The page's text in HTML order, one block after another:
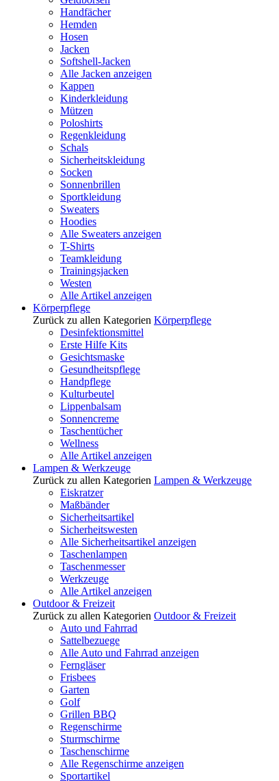
Handfächer
Hemden
Hosen
Jacken
Softshell-Jacken
Alle Jacken anzeigen
Kappen
Kinderkleidung
Mützen
Poloshirts
Regenkleidung
Schals
Sicherheitskleidung
Socken
Sonnenbrillen
Sportkleidung
Sweaters
Hoodies
Alle Sweaters anzeigen
T-Shirts
Teamkleidung
Trainingsjacken
Westen
Alle Artikel anzeigen
Körperpflege
Zurück zu allen Kategorien Körperpflege
Desinfektionsmittel
Erste Hilfe Kits
Gesichtsmaske
Gesundheitspflege
Handpflege
Kulturbeutel
Lippenbalsam
Sonnencreme
Taschentücher
Wellness
Alle Artikel anzeigen
Lampen & Werkzeuge
Zurück zu allen Kategorien Lampen & Werkzeuge
Eiskratzer
Maßbänder
Sicherheitsartikel
Sicherheitswesten
Alle Sicherheitsartikel anzeigen
Taschenlampen
Taschenmesser
Werkzeuge
Alle Artikel anzeigen
Outdoor & Freizeit
Zurück zu allen Kategorien Outdoor & Freizeit
Auto und Fahrrad
Sattelbezuege
Alle Auto und Fahrrad anzeigen
Ferngläser
Frisbees
Garten
Golf
Grillen BBQ
Regenschirme
Sturmschirme
Taschenschirme
Alle Regenschirme anzeigen
Sportartikel